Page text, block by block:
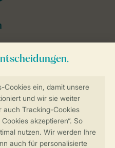
Buchung